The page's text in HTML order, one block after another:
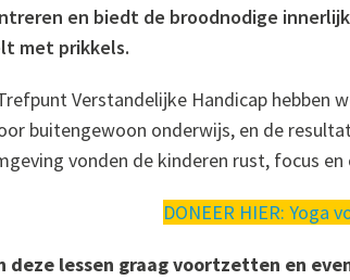
en biedt de broodnodige
met prikkels.
Verstandelijke Handicap hebben
buitengewoon onderwijs, en de
vonden de kinderen rust, focus en
DONEER HIER: Yoga
deze lessen graag voortzetten en